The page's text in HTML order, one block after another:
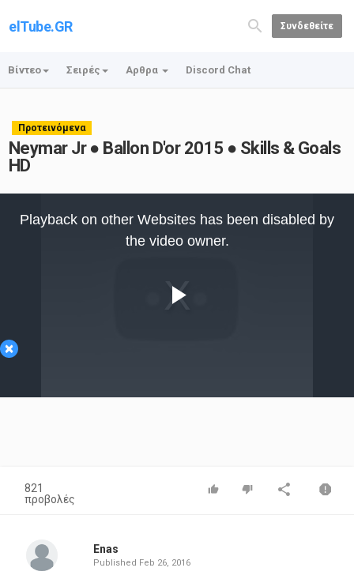
elTube.GR Συνδεθείτε
Βίντεο Σειρές Αρθρα Discord Chat
Προτεινόμενα
Neymar Jr ● Ballon D'or 2015 ● Skills & Goals
HD
×
Video
Playback on other Websites has been disabled by
the video owner.
821
προβολές
Enas
Published Feb 26, 2016